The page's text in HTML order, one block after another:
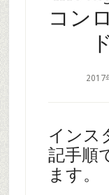
コン
2017
インス
記手順
ます。